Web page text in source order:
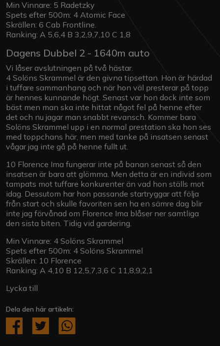
Min Vinnare: 5 Radetzky
Spets efter 500m: 4 Atomic Face
Skrällen: 6 Cab Frontline.
Ranking: A 5,6,4 B 3,2,9,7,10 C 1,8
Dagens Dubbel 2 - 1640m auto
Vi låser avslutningen på två hästar.
4 Solöns Skrammel är den givna tipsettan. Hon är härdad
i tuffare sammanhang och när hon väl presterar på topp
är hennes kunnande högt. Senast var hon dock inte som
bäst men man ska inte hittat något fel på henne efter
det och nu jagar man snabbt revansch. Kommer bara
Solöns Skrammel upp i en normal prestation ska hon ses
med toppchans här, men med tanke på insatsen senast
vågar jag inte gå på henne fullt ut.
10 Florence Ima fungerar inte på banan senast så den
insatsen är bara att glömma. Men detta är en individ som
tampats mot tuffare konkurenter än vad hon ställs mot
idag. Dessutom har hon passande startryggar att följa
från start och skulle favoriten sen ha en sämre dag blir
inte jag förvånad om Florence Ima blåser ner samtliga
den sista biten. Tidig vid gardering.
Min Vinnare: 4 Solöns Skrammel
Spets efter 500m: 4 Solöns Skrammel
Skrällen: 10 Florence
Ranking: A 4,10 B 12,5,7,3,6 C 11,8,9,2,1
Lycka till
Dela den här artikeln: